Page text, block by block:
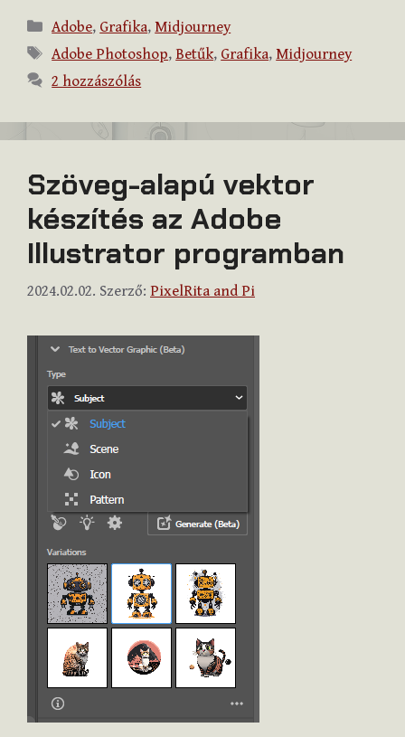
Kategória
Adobe, Grafika,Midjourney
Címkék
Adobe Photoshop,Betűk, Grafika,Midjourney
2 hozzászólás
Szöveg-alapú vektor
készítés az Adobe
Illustrator programban
2024.02.02. Szerző: PixelRita and Pi